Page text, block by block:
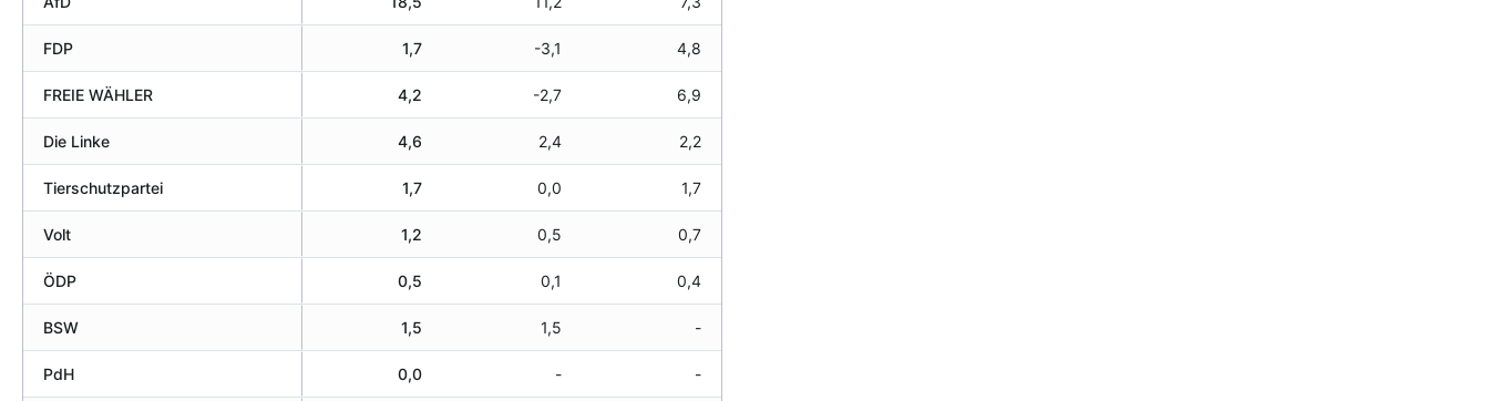
FDP
FREIE WÄHLER
Die Linke
Tierschutzpartei
Volt
ÖDP
BSW
PdH
1,7 -3,1 4,8
4,2 -2,7 6,9
4,6 2,4 2,2
1,7 0,0 1,7
1,2 0,5 0,7
0,5 0,1 0,4
1,5 1,5 -
0,0 - -